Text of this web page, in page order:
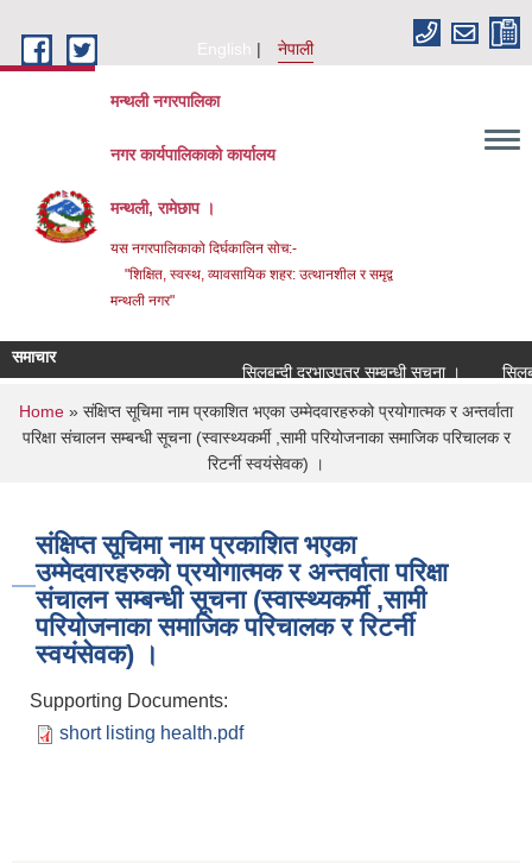
English
नेपाली
मन्थली नगरपालिका
नगर कार्यपालिकाको कार्यालय
मन्थली, रामेछाप ।
यस नगरपालिकाको दिर्घकालिन सोच:-
"शिक्षित, स्वस्थ, व्यावसायिक शहर: उत्थानशील र समृद्व
मन्थली नगर"
समाचार
सिलबन्दी दरभाउपत्र सम्बन्धी सूचना ।
You are here
Home » संक्षिप्त सूचिमा नाम प्रकाशित भएका उम्मेदवारहरुको प्रयोगात्मक र अन्तर्वाता
परिक्षा संचालन सम्बन्धी सूचना (स्वास्थ्यकर्मी ,सामी परियोजनाका समाजिक परिचालक र
रिटर्नी स्वयंसेवक) ।
संक्षिप्त सूचिमा नाम प्रकाशित भएका
उम्मेदवारहरुको प्रयोगात्मक र अन्तर्वाता परिक्षा
संचालन सम्बन्धी सूचना (स्वास्थ्यकर्मी ,सामी
परियोजनाका समाजिक परिचालक र रिटर्नी
स्वयंसेवक) ।
Supporting Documents:
short listing health.pdf